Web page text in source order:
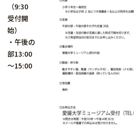
（9:30
受付開
始）
・午後の
部13:00
～15:00